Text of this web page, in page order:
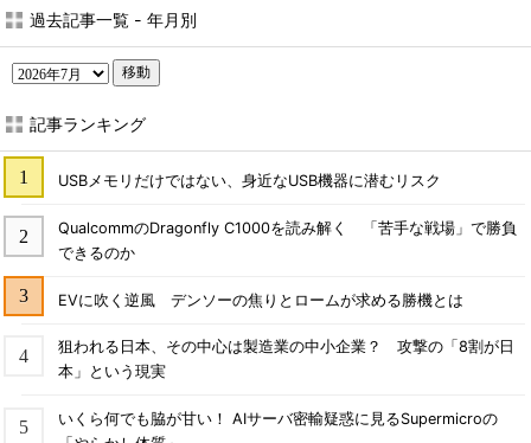
過去記事一覧 - 年月別
移動
記事ランキング
USBメモリだけではない、身近なUSB機器に潜むリスク
QualcommのDragonfly C1000を読み解く 「苦手な戦場」で勝負
できるのか
EVに吹く逆風 デンソーの焦りとロームが求める勝機とは
狙われる日本、その中心は製造業の中小企業？ 攻撃の「8割が日
本」という現実
いくら何でも脇が甘い！ AIサーバ密輸疑惑に見るSupermicroの